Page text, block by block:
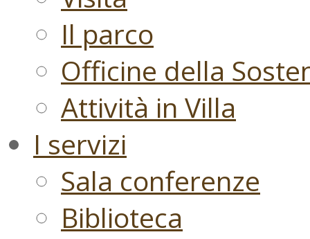
Il parco
Officine della
Attività in Villa
I servizi
Sala conferenze
Biblioteca